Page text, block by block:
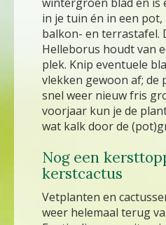
in je tuin én in een
balkon- en terrastafel.
Helleborus houdt van
plek. Knip eventuele
vlekken gewoon af; de
snel weer nieuw fris
voorjaar kun je de
wat kalk door de
Nog een
kerstcactus
Vetplanten en
weer helemaal terug